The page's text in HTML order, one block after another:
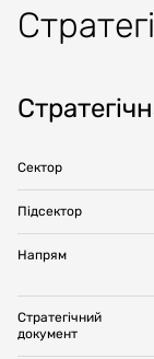
Сектор
Підсектор
Напрям
Стратегічний
документ